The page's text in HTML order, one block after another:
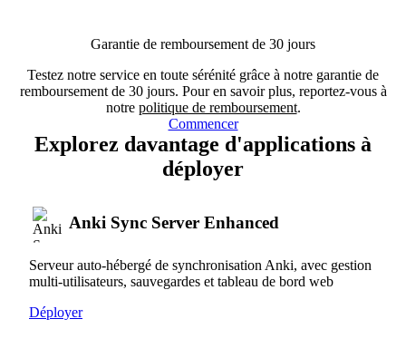
Garantie de remboursement de 30 jours
Testez notre service en toute sérénité grâce à notre garantie de
remboursement de 30 jours. Pour en savoir plus, reportez-vous à
notre politique de remboursement.
Commencer
Explorez davantage d'applications à
déployer
Anki Sync Server Enhanced
Serveur auto-hébergé de synchronisation Anki, avec gestion
multi-utilisateurs, sauvegardes et tableau de bord web
Déployer